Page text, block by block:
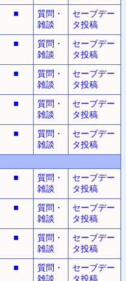
■
質問・
雑談
セーブデー
タ投稿
■
質問・
雑談
セーブデー
タ投稿
■
質問・
雑談
セーブデー
タ投稿
■
質問・
雑談
セーブデー
タ投稿
■
質問・
雑談
セーブデー
タ投稿
■
質問・
雑談
セーブデー
タ投稿
■
質問・
雑談
セーブデー
タ投稿
■
質問・
雑談
セーブデー
タ投稿
■
質問・
雑談
セーブデー
タ投稿